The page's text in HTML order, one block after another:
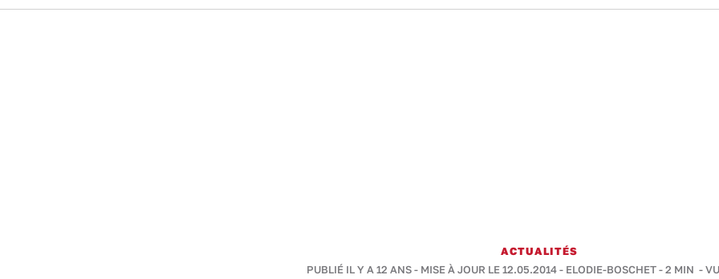
ACTUALITÉS
PUBLIÉ IL Y A 12 ANS - MISE À JOUR LE 12.05.2014 - ELODIE-BOSCHET-2 MIN -